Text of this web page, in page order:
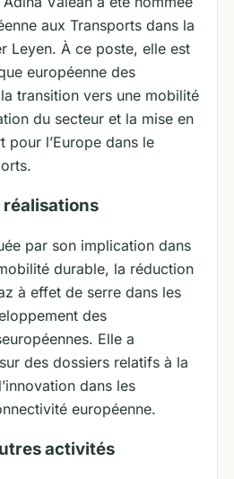
aux Transports dans la
Leyen. À ce poste, elle est
européenne des
transition vers une mobilité
du secteur et la mise en
l’Europe dans le
réalisations
par son implication dans
durable, la réduction
à effet de serre dans les
des
Elle a
des dossiers relatifs à la
dans les
européenne.
activités